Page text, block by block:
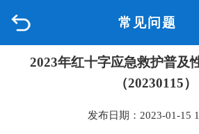
常见问题
品质城中
2023年红十字应急救护普及
（20230115）
发布日期：2023-01-15